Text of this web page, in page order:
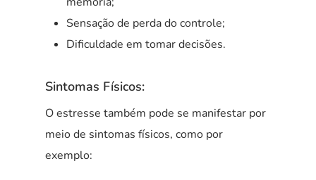
Sensação de perda do controle;
Dificuldade em tomar decisões.
Sintomas Físicos:
O estresse também pode se manifestar por
meio de sintomas físicos, como por
exemplo: